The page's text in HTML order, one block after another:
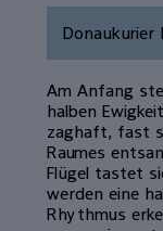
Donaukurier
Am Anfang
halben
zaghaft, fast
Raumes
Flügel tastet
werden eine
Rhythmus